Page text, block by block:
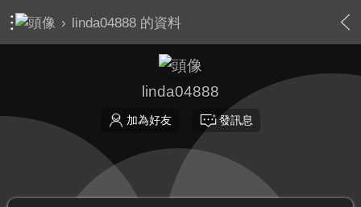
› linda04888 的資料
linda04888
加為好友 發訊息